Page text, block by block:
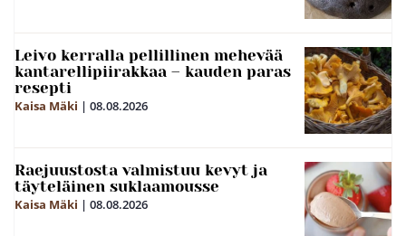
Leivo kerralla pellillinen mehevää
kantarellipiirakkaa – kauden paras
resepti
Kaisa Mäki | 08.08.2026
Raejuustosta valmistuu kevyt ja
täyteläinen suklaamousse
Kaisa Mäki | 08.08.2026